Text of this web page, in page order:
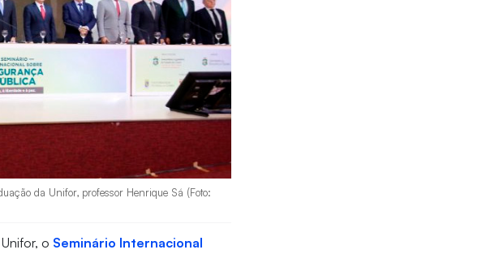
da Unifor, professor Henrique Sá (Foto:
o Seminário Internacional